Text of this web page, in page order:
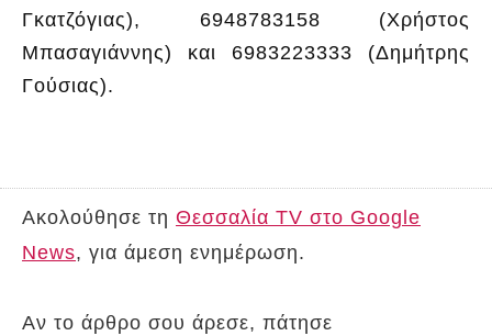
Γκατζόγιας), 6948783158 (Χρήστος
Μπασαγιάννης) και 6983223333 (Δημήτρης
Γούσιας).
Ακολούθησε τη Θεσσαλία TV στο Google
News, για άμεση ενημέρωση.
Αν το άρθρο σου άρεσε, πάτησε